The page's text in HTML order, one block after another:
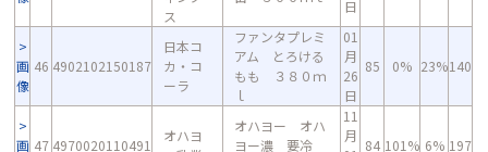
ス
日
画
像
46 4902102150187
日本コ
カ・コ
ーラ
ファンタプレミ
アム とろける
もも ３８０ｍ
ｌ
01
月
26
日
85 0% 23%140
画 47 4970020110491
オハヨ
オハヨー オハ
ヨー濃 要冷
11
月
84 101% 6% 197